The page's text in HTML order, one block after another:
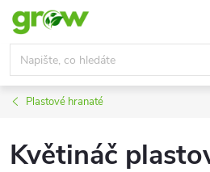
Přejít
obsah
Plastové hranaté
Květináč